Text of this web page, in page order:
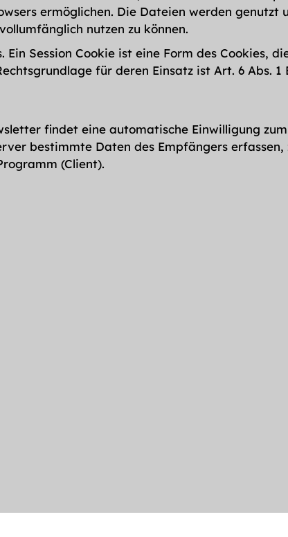
ermöglichen. Die Dateien werden genutzt
nutzen zu können.
Session Cookie ist eine Form des Cookies,
für deren Einsatz ist Art. 6 Abs. 1
findet eine automatische Einwilligung
bestimmte Daten des Empfängers
(Client).